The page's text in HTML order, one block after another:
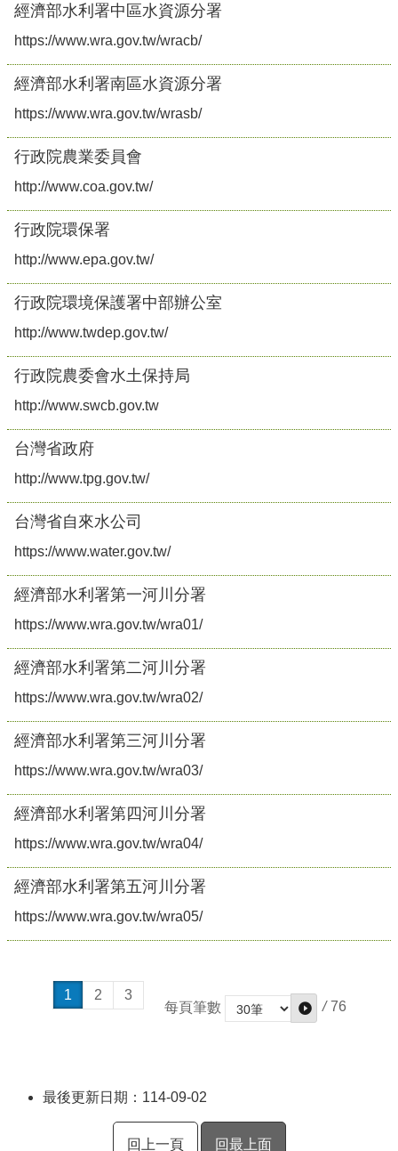
經濟部水利署中區水資源分署
https://www.wra.gov.tw/wracb/
經濟部水利署南區水資源分署
https://www.wra.gov.tw/wrasb/
行政院農業委員會
http://www.coa.gov.tw/
行政院環保署
http://www.epa.gov.tw/
行政院環境保護署中部辦公室
http://www.twdep.gov.tw/
行政院農委會水土保持局
http://www.swcb.gov.tw
台灣省政府
http://www.tpg.gov.tw/
台灣省自來水公司
https://www.water.gov.tw/
經濟部水利署第一河川分署
https://www.wra.gov.tw/wra01/
經濟部水利署第二河川分署
https://www.wra.gov.tw/wra02/
經濟部水利署第三河川分署
https://www.wra.gov.tw/wra03/
經濟部水利署第四河川分署
https://www.wra.gov.tw/wra04/
經濟部水利署第五河川分署
https://www.wra.gov.tw/wra05/
1 2
3
每頁筆數
/ 76
最後更新日期：114-09-02
回上一頁 回最上面